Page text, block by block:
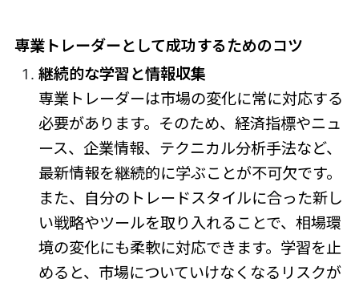
専業トレーダーとして成功するためのコツ
継続的な学習と情報収集
専業トレーダーは市場の変化に常に対応する
必要があります。そのため、経済指標やニュ
ース、企業情報、テクニカル分析手法など、
最新情報を継続的に学ぶことが不可欠です。
また、自分のトレードスタイルに合った新し
い戦略やツールを取り入れることで、相場環
境の変化にも柔軟に対応できます。学習を止
めると、市場についていけなくなるリスクが